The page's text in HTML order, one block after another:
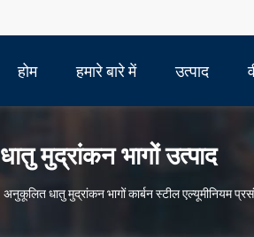
होम हमारे बारे में उत्पाद
धातु मुद्रांकन भागों उत्पाद
अनुकूलित धातु मुद्रांकन भागों कार्बन स्टील एल्यूमीनियम